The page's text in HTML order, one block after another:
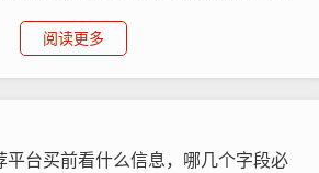
阅读更多
平台买前看什么信息，哪几个字段必